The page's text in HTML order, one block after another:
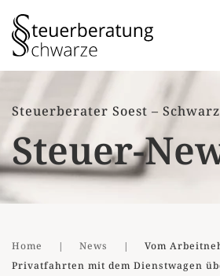
Zum Hauptinhalt springen
Steuerberater Soest –
Steuer-
Home News
Vom
Privatfahrten mit dem Dienstwagen